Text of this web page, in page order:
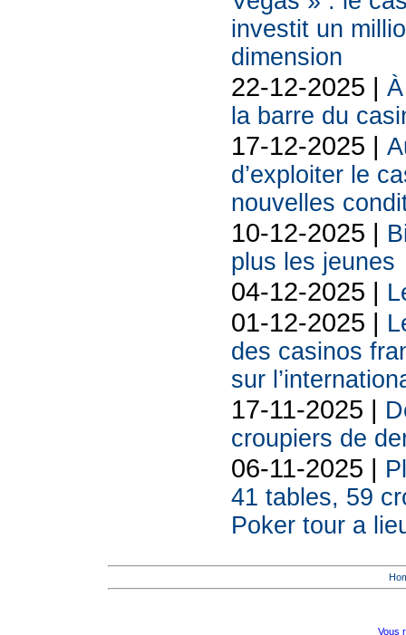
investit un
dimension
22-12-2025 |
la barre du
17-12-2025 |
d’exploiter le
nouvelles
10-12-2025 |
plus les jeunes
04-12-2025 |
01-12-2025 |
des casinos
sur
17-11-2025 |
croupiers de
06-11-2025 |
41 tables, 59
Poker tour a
Vous